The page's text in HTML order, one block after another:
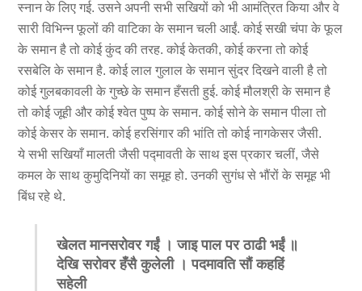
स्नान के लिए गई. उसने अपनी सभी सखियों को भी आमंत्रित किया और वे
सारी विभिन्न फूलों की वाटिका के समान चली आईं. कोई सखी चंपा के फूल
के समान है तो कोई कुंद की तरह. कोई केतकी, कोई करना तो कोई
रसबेलि के समान है. कोई लाल गुलाल के समान सुंदर दिखने वाली है तो
कोई गुलबकावली के गुच्छे के समान हँसती हुई. कोई मौलश्री के समान है
तो कोई जूही और कोई श्वेत पुष्प के समान. कोई सोने के समान पीला तो
कोई केसर के समान. कोई हरसिंगार की भांति तो कोई नागकेसर जैसी.
ये सभी सखियाँ मालती जैसी पद्मावती के साथ इस प्रकार चलीं, जैसे
कमल के साथ कुमुदिनियों का समूह हो. उनकी सुगंध से भौंरों के समूह भी
बिंध रहे थे.
खेलत मानसरोवर गईं । जाइ पाल पर ठाढी भईं ॥
देखि सरोवर हँसै कुलेली । पदमावति सौं कहहिं
सहेली